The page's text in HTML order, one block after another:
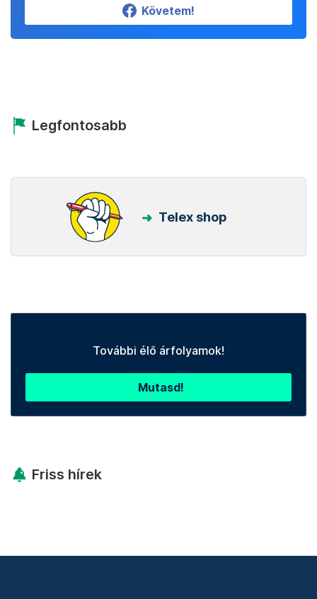
Követem!
Legfontosabb
Telex shop
További élő árfolyamok!
Mutasd!
Friss hírek